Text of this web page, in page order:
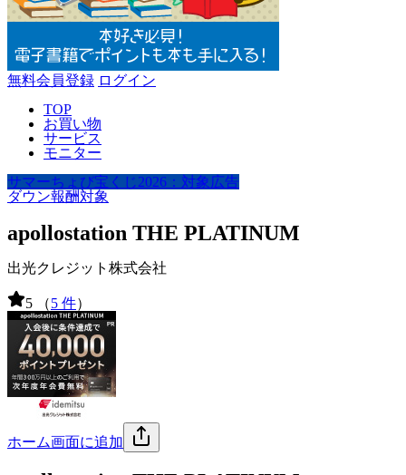
無料会員登録 ログイン
TOP
お買い物
サービス
モニター
サマーちょび宝くじ2026：対象広告
ダウン報酬対象
apollostation THE PLATINUM
出光クレジット株式会社
5 （5 件）
ホーム画面に追加